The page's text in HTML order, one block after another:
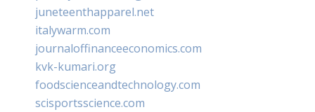
juneteenthapparel.net
italywarm.com
journaloffinanceeconomics.com
kvk-kumari.org
foodscienceandtechnology.com
scisportsscience.com